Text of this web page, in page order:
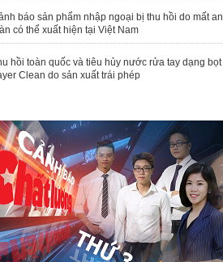
báo sản phẩm nhập ngoại bị thu hồi do mất an
có thể xuất hiện tại Việt Nam
hồi toàn quốc và tiêu hủy nước rửa tay dạng bọt
Clean do sản xuất trái phép